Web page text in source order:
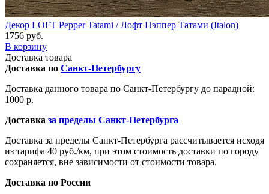
Декор LOFT Pepper Tatami / Лофт Пэппер Татами (Italon)
1756 руб.
В корзину
Доставка товара
Доставка по Санкт-Петербургу
Доставка данного товара по Санкт-Петербургу до парадной:
1000 р.
Доставка за пределы Санкт-Петербурга
Доставка за пределы Санкт-Петербурга рассчитывается исходя
из тарифа 40 руб./км, при этом стоимость доставки по городу
сохраняется, вне зависимости от стоимости товара.
Доставка по России